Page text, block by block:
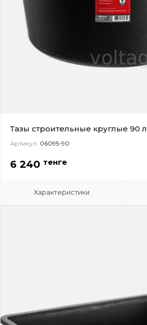
Тазы строительные круглые 90 л
Артикул: 06095-90
6 240 тенге
Характеристики